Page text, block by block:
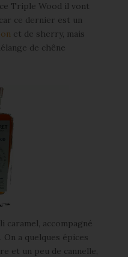
Triple Wood il vont
ce dernier est un
et de sherry, mais
de chêne
caramel, accompagné
a quelques épices
et un peu de cannelle,